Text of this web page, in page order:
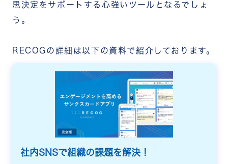
思決定をサポートする心強いツールとなるでしょ
う。
RECOGの詳細は以下の資料で紹介しております。
社内SNSで組織の課題を解決！